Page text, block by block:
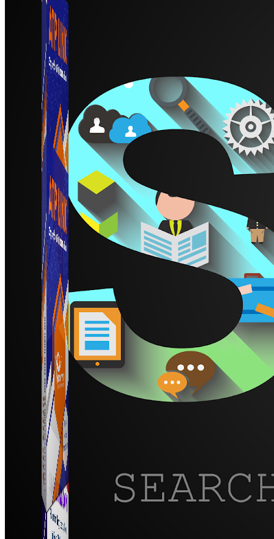
ATP Link
Tạo Bio Link nhanh chóng chỉ với vài click chuột
Simple Chat Pro
Phần mềm quản lý chat trên nhiều tài khoản Social &
sàn TMDT.